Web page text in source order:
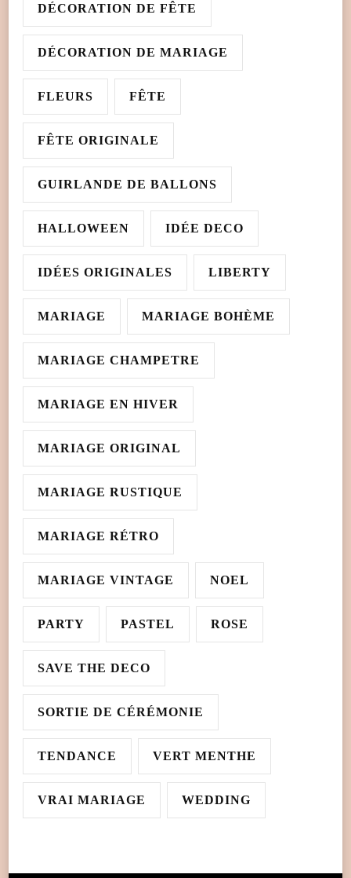
DÉCORATION DE FÊTE
DÉCORATION DE MARIAGE
FLEURS FÊTE
FÊTE ORIGINALE
GUIRLANDE DE BALLONS
HALLOWEEN IDÉE DECO
IDÉES ORIGINALES LIBERTY
MARIAGE MARIAGE BOHÈME
MARIAGE CHAMPETRE
MARIAGE EN HIVER
MARIAGE ORIGINAL
MARIAGE RUSTIQUE
MARIAGE RÉTRO
MARIAGE VINTAGE NOEL
PARTY PASTEL ROSE
SAVE THE DECO
SORTIE DE CÉRÉMONIE
TENDANCE VERT MENTHE
VRAI MARIAGE WEDDING